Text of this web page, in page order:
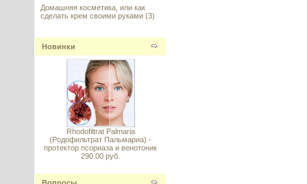
Vitamin E (Витамин E
стабильный) DL–alpha
Tocopheryl Acetate 98%
---------
Домашняя косметика, или как
сделать крем своими руками (3)
Новинки
Rhodofiltrat Palmaria
(Родофильтрат Пальмариа) -
протектор псориаза и венотоник
290.00 руб.